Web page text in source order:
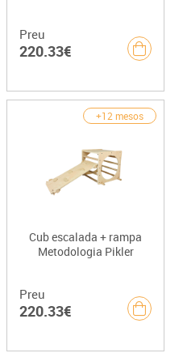
Preu
220.33€
+12 mesos
Cub escalada + rampa
Metodologia Pikler
Preu
220.33€